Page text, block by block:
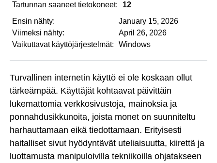
Tartunnan saaneet tietokoneet:
12
Ensin nähty:
January 15, 2026
Viimeksi nähty:
April 26, 2026
Vaikuttavat käyttöjärjestelmät:
Windows
Turvallinen internetin käyttö ei ole koskaan ollut
tärkeämpää. Käyttäjät kohtaavat päivittäin
lukemattomia verkkosivustoja, mainoksia ja
ponnahdusikkunoita, joista monet on suunniteltu
harhauttamaan eikä tiedottamaan. Erityisesti
haitalliset sivut hyödyntävät uteliaisuutta, kiirettä ja
luottamusta manipuloivilla tekniikoilla ohjatakseen